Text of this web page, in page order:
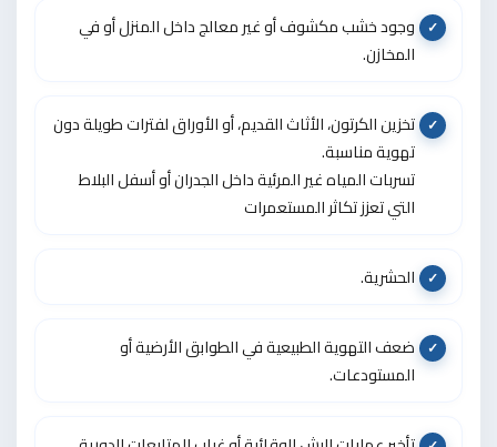
وجود خشب مكشوف أو غير معالج داخل المنزل أو في
المخازن.
تخزين الكرتون، الأثاث القديم، أو الأوراق لفترات طويلة دون
تهوية مناسبة.
تسربات المياه غير المرئية داخل الجدران أو أسفل البلاط
التي تعزز تكاثر المستعمرات
الحشرية.
ضعف التهوية الطبيعية في الطوابق الأرضية أو
المستودعات.